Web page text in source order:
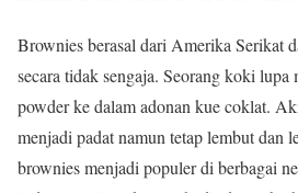
Brownies berasal dari Amerika Serikat
secara tidak sengaja. Seorang koki lupa
powder ke dalam adonan kue coklat.
menjadi padat namun tetap lembut dan
brownies menjadi populer di berbagai